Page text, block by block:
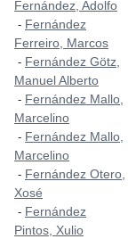
Fernández, Adolfo
- Fernández
Ferreiro, Marcos
- Fernández Götz,
Manuel Alberto
- Fernández Mallo,
Marcelino
- Fernández Mallo,
Marcelino
- Fernández Otero,
Xosé
- Fernández
Pintos, Xulio